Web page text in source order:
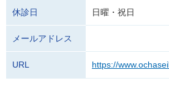
休診日 日曜・祝日
メールアドレス
URL https://